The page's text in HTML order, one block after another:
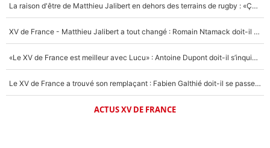
La raison d'être de Matthieu Jalibert en dehors des terrains de rugby : «Ça m'atteint autant que si tu touches à un membre de ma famille»
XV de France - Matthieu Jalibert a tout changé : Romain Ntamack doit-il s’inquiéter pour sa place à un an de la Coupe du monde ?
«Le XV de France est meilleur avec Lucu» : Antoine Dupont doit-il s’inquiéter pour sa place ?
Le XV de France a trouvé son remplaçant : Fabien Galthié doit-il se passer d'Antoine Dupont ?
ACTUS XV DE FRANCE